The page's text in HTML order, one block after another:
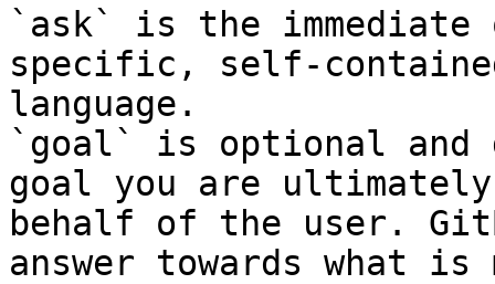
`ask` is the
specific, self-
language.
`goal` is optional and
goal you are
behalf of the user.
answer towards what